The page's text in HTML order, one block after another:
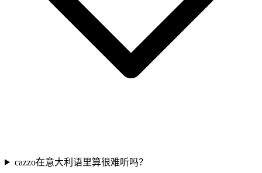
cazzo在意大利语里算很难听吗？